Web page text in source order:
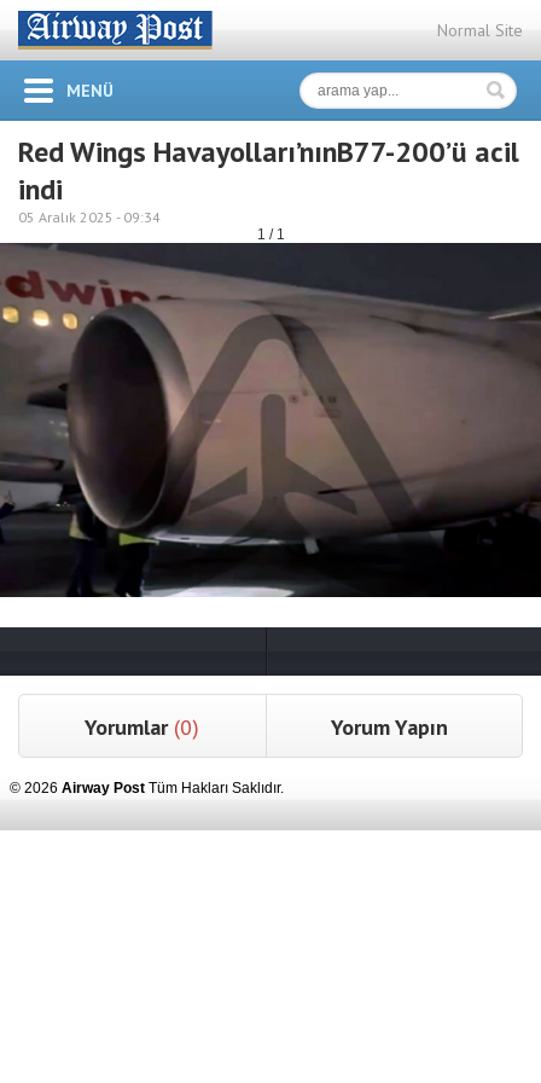
Normal Site
MENÜ
Red Wings Havayolları’nınB77-200’ü acil
indi
05 Aralık 2025 - 09:34
1 / 1
Yorumlar (0) Yorum Yapın
© 2026 Airway Post Tüm Hakları Saklıdır.